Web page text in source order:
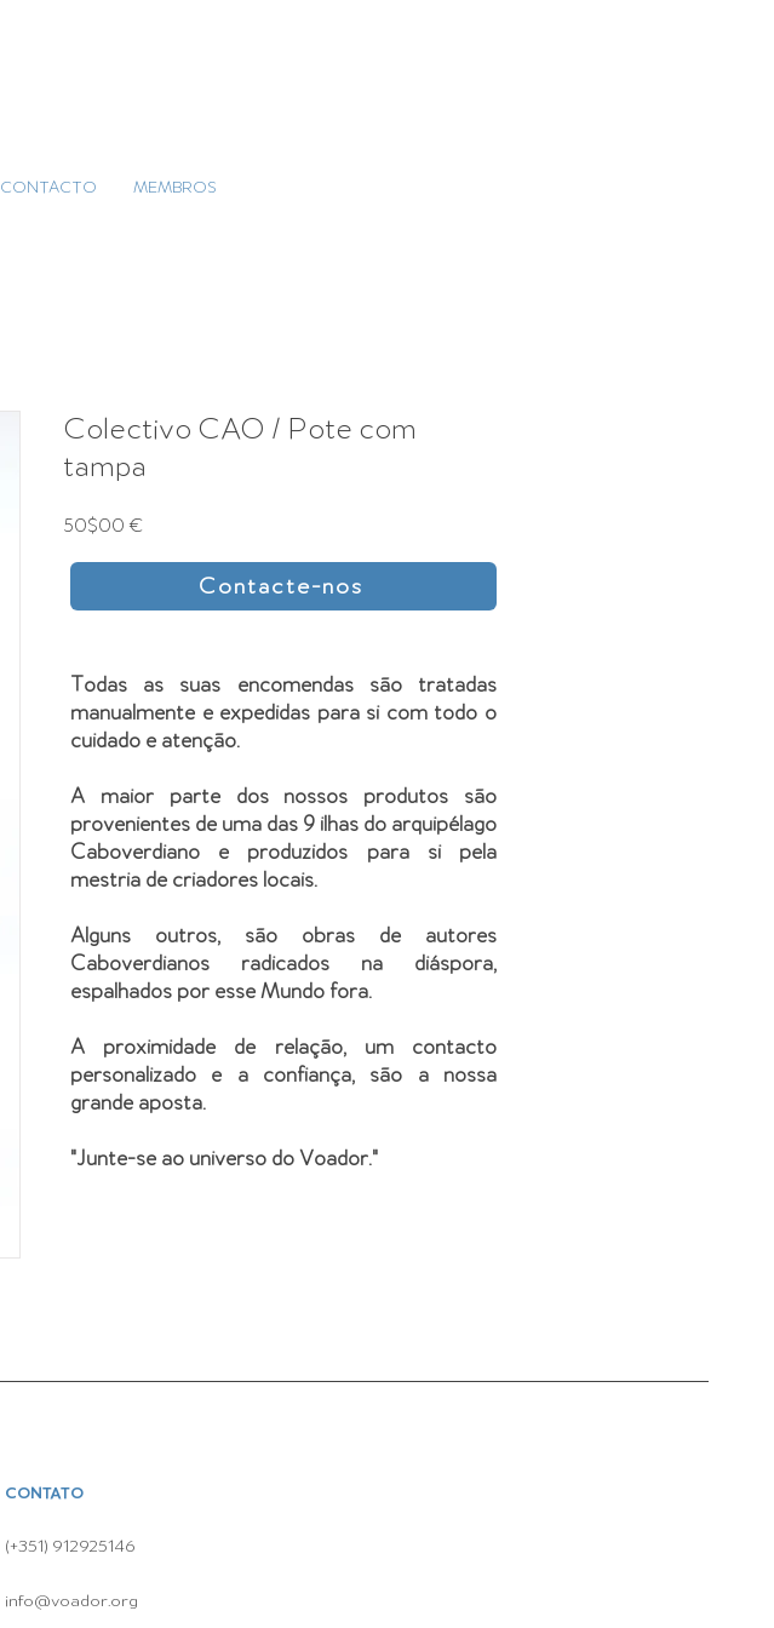
CONTACTO MEMBROS
Colectivo CAO / Pote com
tampa
50$00 €
Contacte-nos
Todas as suas encomendas são tratadas
manualmente e expedidas para si com todo o
cuidado e atenção.
A maior parte dos nossos produtos são
provenientes de uma das 9 ilhas do arquipélago
Caboverdiano e produzidos para si pela
mestria de criadores locais.
Alguns outros, são obras de autores
Caboverdianos radicados na diáspora,
espalhados por esse Mundo fora.
A proximidade de relação, um contacto
personalizado e a confiança, são a nossa
grande aposta.
"Junte-se ao universo do Voador."
CONTATO
(+351) 912925146
info@voador.org